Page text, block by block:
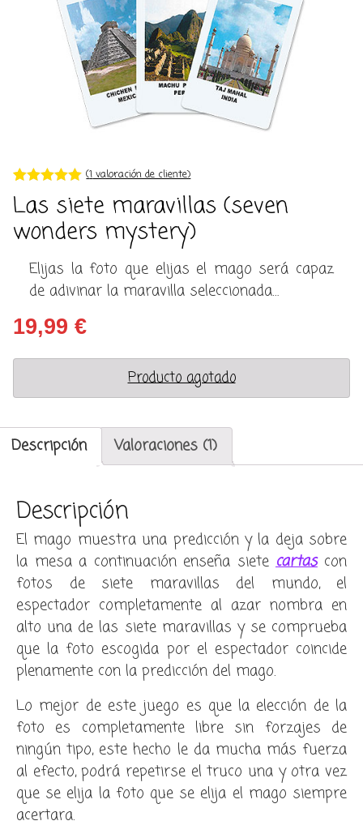
Valorado con
5.00de 5 en
1
valoración de
(1valoración de cliente)
Las siete maravillas (seven
wonders mystery)
Elijas la foto que elijas el mago será capaz
de adivinar la maravilla seleccionada…
19,99 €
Producto agotado
Descripción Valoraciones (1)
Descripción
El mago muestra una predicción y la deja sobre
la mesa a continuación enseña sietecartascon
fotos de siete maravillas del mundo, el
espectador completamente al azar nombra en
alto una de las siete maravillas y se comprueba
que la foto escogida por el espectador coincide
plenamente con la predicción del mago.
Lo mejor de este juego es que la elección de la
foto es completamente libre sin forzajes de
ningún tipo, este hecho le da mucha más fuerza
al efecto, podrá repetirse el truco una y otra vez
que se elija la foto que se elija el mago siempre
acertara.